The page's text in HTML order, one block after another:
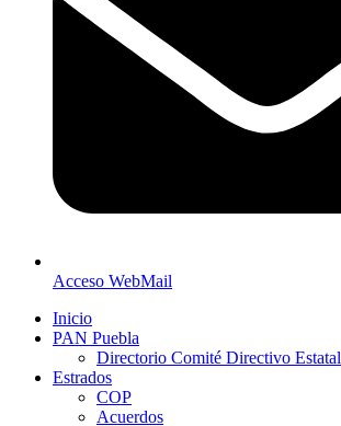
Acceso WebMail
Inicio
PAN Puebla
Directorio Comité Directivo
Estrados
COP
Acuerdos